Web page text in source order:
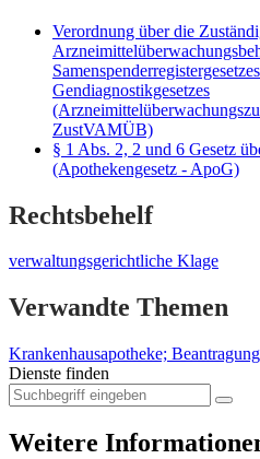
Verordnung über die
Gendiagnostikgesetzes
ZustVAMÜB)
§ 1 Abs. 2, 2 und 6 Gesetz
(Apothekengesetz - ApoG)
Rechtsbehelf
verwaltungsgerichtliche Klage
Verwandte Themen
Krankenhausapotheke;
Dienste finden
Weitere